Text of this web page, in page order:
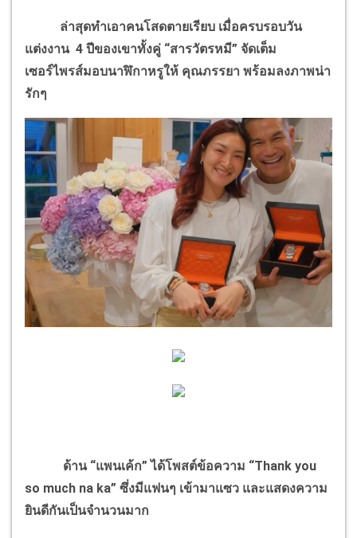
ล่าสุดทำเอาคนโสดตายเรียบ เมื่อครบรอบวัน
แต่งงาน 4 ปีของเขาทั้งคู่ “สารวัตรหมี” จัดเต็ม
เซอร์ไพรส์มอบนาฬิกาหรูให้ คุณภรรยา พร้อมลงภาพน่า
รักๆ
ด้าน “แพนเค้ก” ได้โพสต์ข้อความ “Thank you
so much na ka” ซึ่งมีแฟนๆ เข้ามาแซว และแสดงความ
ยินดีกันเป็นจำนวนมาก